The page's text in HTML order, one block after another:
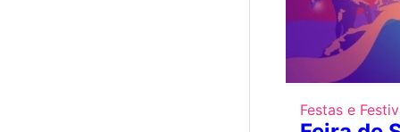
Festas e